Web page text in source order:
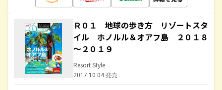
Ｒ０１ 地球の歩き方 リゾートスタ
イル ホノルル＆オアフ島 ２０１８
～２０１９
Resort Style
2017.10.04 発売